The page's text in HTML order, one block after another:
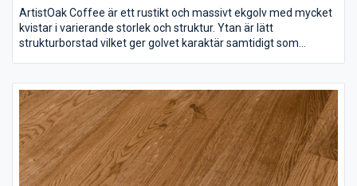
ArtistOak Coffee är ett rustikt och massivt ekgolv med mycket
kvistar i varierande storlek och struktur. Ytan är lätt
strukturborstad vilket ger golvet karaktär samtidigt som
matt hårdvaxolja 3062 för att få rätt finish och slitstyrka.
Spacklingar förekommer på detta golv.